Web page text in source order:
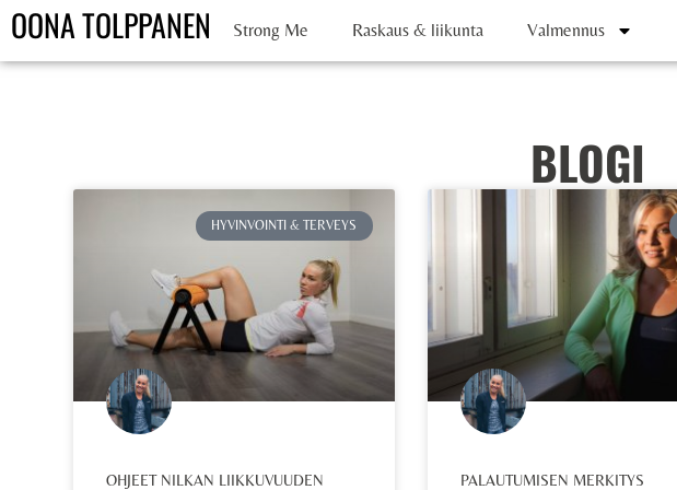
OONA TOLPPANEN Strong Me Raskaus & liikunta Valmennus
BLOGI
HYVINVOINTI & TERVEYS
OHJEET NILKAN LIIKKUVUUDEN PALAUTUMISEN MERKITYS